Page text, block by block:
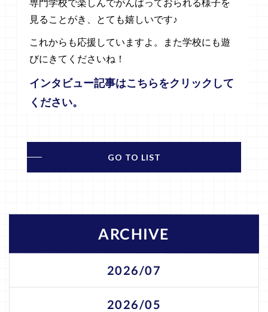
専門学校で楽しんでがんばっておられる様子を
見ることがき、とても嬉しいです♪
これからも応援していますよ。また学校にも遊
びにきてくださいね！
インタビュー記事はこちらをクリックして
ください。
GO TO LIST
ARCHIVE
2026/07
2026/05